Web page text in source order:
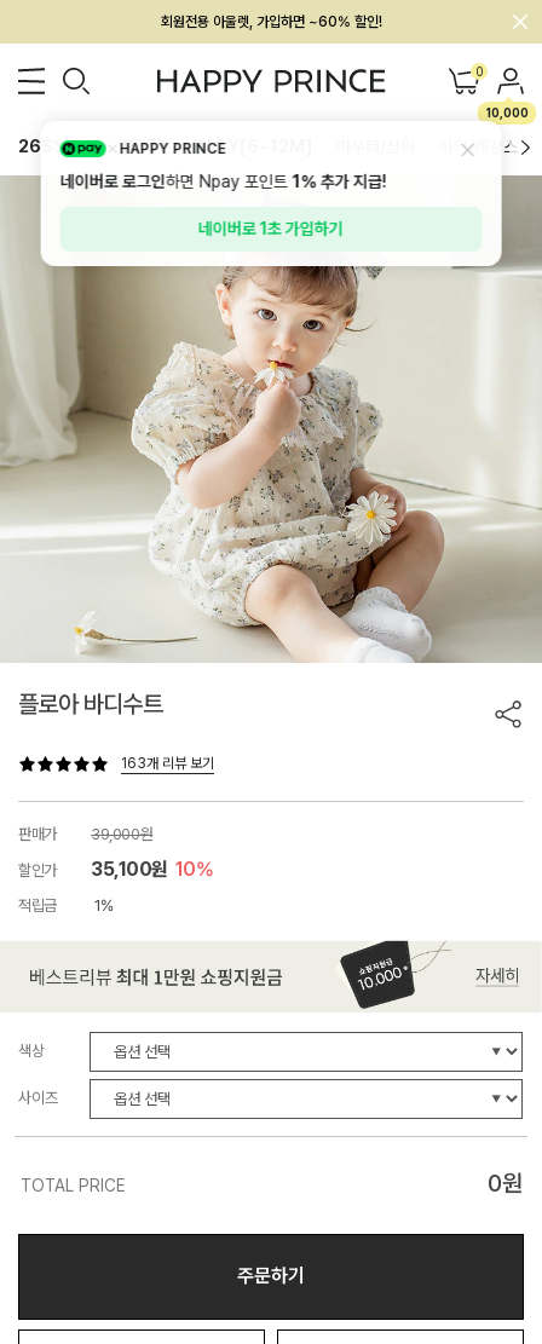
회원전용 아울렛, 가입하면 ~60% 할인!
멤버십 최대 28,000원 혜택 0
10,000
26SS 신상 BEST BABY[6~12M] 하의/레깅스
플로아 바디수트
163개 리뷰 보기
판매가
39,000원
할인가
35,100원 10%
적립금 1%
색상
사이즈
TOTAL PRICE 0원
주문하기
HAPPY PRINCE
네이버로 로그인하면 Npay 포인트1%추가 지급!
네이버로 1초 가입하기